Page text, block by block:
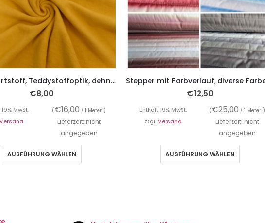
Sweatshirtstoff, Teddystoffoptik, dehnbar, weich und kuschelig – Senf
€8,00
MwSt. (€16,00 / 1 Meter )
Versand
Lieferzeit: nicht
angegeben
AUSFÜHRUNG WÄHLEN
€12,50
Enthält 19% MwSt. (€25,00 / 1 Meter )
zzgl.Versand
Lieferzeit: nicht
angegeben
AUSFÜHRUNG WÄHLEN